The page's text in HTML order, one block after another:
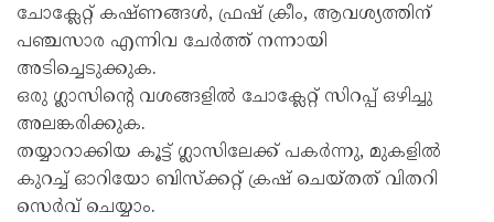
ചോക്ലേറ്റ് കഷ്ണങ്ങൾ, ഫ്രഷ് ക്രീം, ആവശ്യത്തിന്
പഞ്ചസാര എന്നിവ ചേർത്ത് നന്നായി
അടിച്ചെടുക്കുക.
​ഒരു ഗ്ലാസിൻ്റെ വശങ്ങളിൽ ചോക്ലേറ്റ് സിറപ്പ് ഒഴിച്ചു
അലങ്കരിക്കുക.
​തയ്യാറാക്കിയ കൂട്ട് ഗ്ലാസിലേക്ക് പകർന്നു, മുകളിൽ
കുറച്ച് ഓറിയോ ബിസ്ക്കറ്റ് ക്രഷ് ചെയ്തത് വിതറി
സെർവ് ചെയ്യാം.